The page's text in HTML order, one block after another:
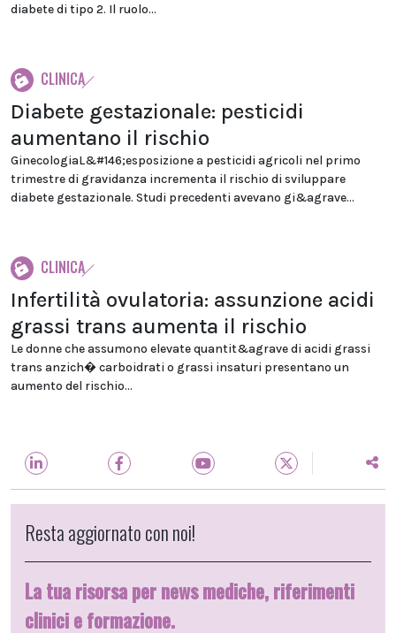
diabete di tipo 2. Il ruolo...
CLINICA
Diabete gestazionale: pesticidi
aumentano il rischio
GinecologiaL&#146;esposizione a pesticidi agricoli nel primo
trimestre di gravidanza incrementa il rischio di sviluppare
diabete gestazionale. Studi precedenti avevano gi&agrave...
CLINICA
Infertilità ovulatoria: assunzione acidi
grassi trans aumenta il rischio
Le donne che assumono elevate quantit&agrave di acidi grassi
trans anzich� carboidrati o grassi insaturi presentano un
aumento del rischio...
Resta aggiornato con noi!
La tua risorsa per news mediche, riferimenti
clinici e formazione.